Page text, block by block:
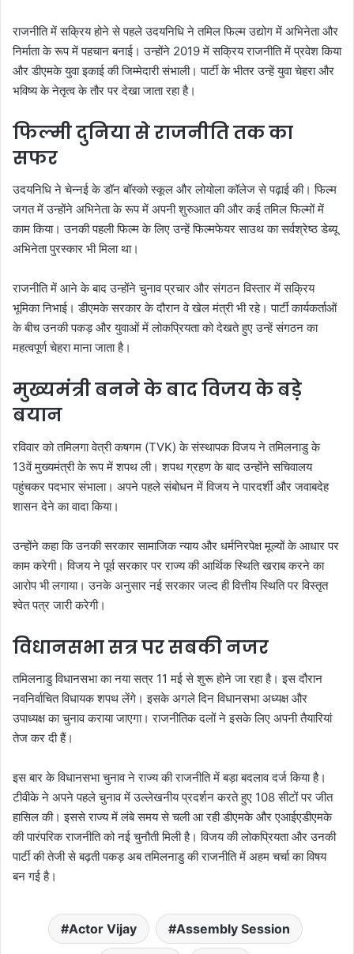
राजनीति में सक्रिय होने से पहले उदयनिधि ने तमिल फिल्म उद्योग में अभिनेता और
निर्माता के रूप में पहचान बनाई। उन्होंने 2019 में सक्रिय राजनीति में प्रवेश किया
और डीएमके युवा इकाई की जिम्मेदारी संभाली। पार्टी के भीतर उन्हें युवा चेहरा और
भविष्य के नेतृत्व के तौर पर देखा जाता रहा है।
फिल्मी दुनिया से राजनीति तक का
सफर
उदयनिधि ने चेन्नई के डॉन बॉस्को स्कूल और लोयोला कॉलेज से पढ़ाई की। फिल्म
जगत में उन्होंने अभिनेता के रूप में अपनी शुरुआत की और कई तमिल फिल्मों में
काम किया। उनकी पहली फिल्म के लिए उन्हें फिल्मफेयर साउथ का सर्वश्रेष्ठ डेब्यू
अभिनेता पुरस्कार भी मिला था।
राजनीति में आने के बाद उन्होंने चुनाव प्रचार और संगठन विस्तार में सक्रिय
भूमिका निभाई। डीएमके सरकार के दौरान वे खेल मंत्री भी रहे। पार्टी कार्यकर्ताओं
के बीच उनकी पकड़ और युवाओं में लोकप्रियता को देखते हुए उन्हें संगठन का
महत्वपूर्ण चेहरा माना जाता है।
मुख्यमंत्री बनने के बाद विजय के बड़े
बयान
रविवार को तमिलगा वेत्री कषगम (TVK) के संस्थापक विजय ने तमिलनाडु के
13वें मुख्यमंत्री के रूप में शपथ ली। शपथ ग्रहण के बाद उन्होंने सचिवालय
पहुंचकर पदभार संभाला। अपने पहले संबोधन में विजय ने पारदर्शी और जवाबदेह
शासन देने का वादा किया।
उन्होंने कहा कि उनकी सरकार सामाजिक न्याय और धर्मनिरपेक्ष मूल्यों के आधार पर
काम करेगी। विजय ने पूर्व सरकार पर राज्य की आर्थिक स्थिति खराब करने का
आरोप भी लगाया। उनके अनुसार नई सरकार जल्द ही वित्तीय स्थिति पर विस्तृत
श्वेत पत्र जारी करेगी।
विधानसभा सत्र पर सबकी नजर
तमिलनाडु विधानसभा का नया सत्र 11 मई से शुरू होने जा रहा है। इस दौरान
नवनिर्वाचित विधायक शपथ लेंगे। इसके अगले दिन विधानसभा अध्यक्ष और
उपाध्यक्ष का चुनाव कराया जाएगा। राजनीतिक दलों ने इसके लिए अपनी तैयारियां
तेज कर दी हैं।
इस बार के विधानसभा चुनाव ने राज्य की राजनीति में बड़ा बदलाव दर्ज किया है।
टीवीके ने अपने पहले चुनाव में उल्लेखनीय प्रदर्शन करते हुए 108 सीटों पर जीत
हासिल की। इससे राज्य में लंबे समय से चली आ रही डीएमके और एआईएडीएमके
की पारंपरिक राजनीति को नई चुनौती मिली है। विजय की लोकप्रियता और उनकी
पार्टी की तेजी से बढ़ती पकड़ अब तमिलनाडु की राजनीति में अहम चर्चा का विषय
बन गई है।
Actor Vijay Assembly Session